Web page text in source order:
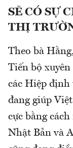
SẼ CÓ SỰ
THỊ
Theo bà
Tiến bộ
các Hiệp
đang giúp
cực bằng
Nhật Bản và